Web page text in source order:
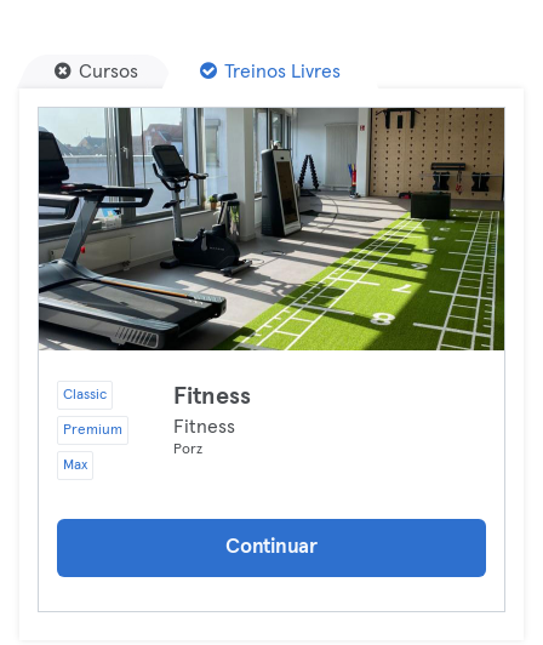
Cursos Treinos Livres
Classic
Premium
Max
Fitness
Fitness
Porz
Continuar